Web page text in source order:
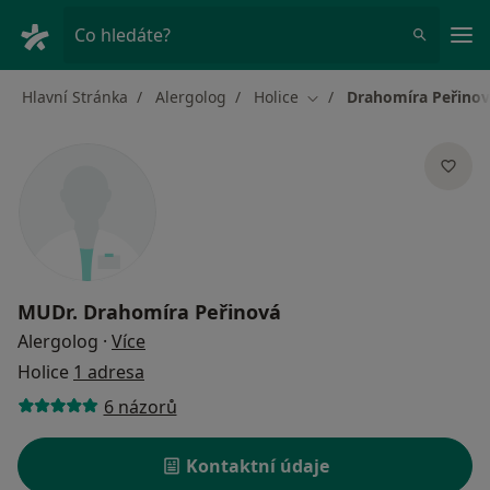
Co hledáte?
Hlavní Stránka Alergolog Holice Změna města
Drahomíra
MUDr. Drahomíra Peřinová
Alergolog · Více
Holice 1 adresa
6 názorů
Kontaktní údaje